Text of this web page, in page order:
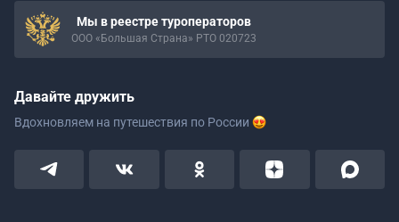
Мы в реестре туроператоров
ООО «Большая Страна» РТО 020723
Давайте дружить
Вдохновляем на путешествия по России